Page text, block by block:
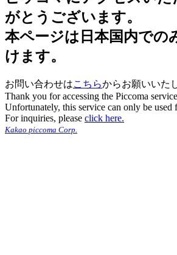
がとうございます。
本ページは日本国内での
けます。
お問い合わせはこちらからお願いいた
Thank you for accessing the Piccoma
Unfortunately, this service can only be used
For inquiries, please click here.
Kakao piccoma Corp.